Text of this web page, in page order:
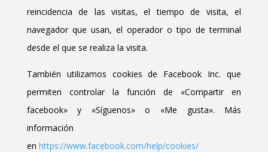
reincidencia de las visitas, el tiempo de visita, el
navegador que usan, el operador o tipo de terminal
desde el que se realiza la visita.
También utilizamos cookies de Facebook Inc. que
permiten controlar la función de «Compartir en
facebook» y «Síguenos» o «Me gusta». Más
información
en https://www.facebook.com/help/cookies/